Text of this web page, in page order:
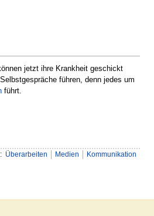
jetzt ihre Krankheit geschickt
führen, denn jedes um
führt.
: Überarbeiten Medien Kommunikation